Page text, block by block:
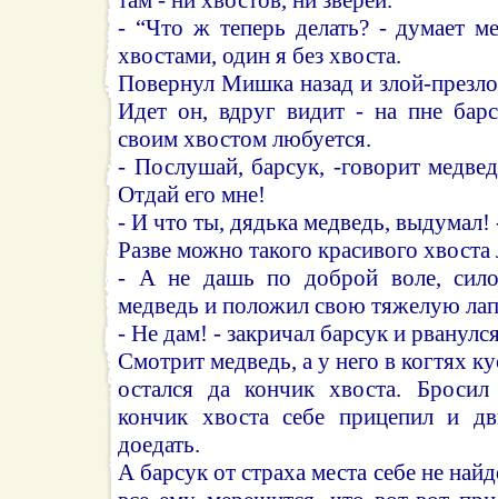
- “Что ж теперь делать? - думает
хвостами, один я без хвоста.
Повернул Мишка назад и злой-
Идет он, вдруг видит - на пне
своим хвостом любуется.
- Послушай, барсук, -говорит
Отдай его мне!
- И что ты, дядька медведь, выдумал!
Разве можно такого красивого
- А не дашь по доброй воле,
медведь и положил свою тяжелую
- Не дам! - закричал барсук и
Смотрит медведь, а у него в когтях
остался да кончик хвоста.
кончик хвоста себе прицепил и
доедать.
А барсук от страха места себе не